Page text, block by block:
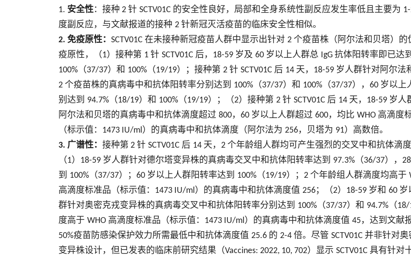
1. 安全性：接种 2 针 SCTV01C 的安全性良好，局部和全身系统性副反应发生率低且主要为
度副反应，与文献报道的接种 2 针新冠灭活疫苗的临床安全性相似。
2. 免疫原性： SCTV01C 在未接种新冠疫苗人群中显示出针对 2 个疫苗株（阿尔法和贝塔）的
疫原性，（1）接种第 1 针 SCTV01C 后， 18-59 岁及 60 岁以上人群总 IgG 抗体阳转率即已达到
100% （37/37）和 100% （19/19）；接种第 2 针 SCTV01C 后 14 天， 18-59 岁人群针对阿尔法
2 个疫苗株的真病毒中和抗体阳转率分别达到 100% （37/37）和 100% （37/37）， 60 岁以上
别达到 94.7% （18/19）和 100% （19/19）；（2）接种第 2 针 SCTV01C 后 14 天， 18-59 岁人
阿尔法和贝塔的真病毒中和抗体滴度超过 800， 60 岁以上人群超过 600，均比 WHO 高滴度
（标示值： 1473 IU/ml ）的真病毒中和抗体滴度（阿尔法为 256，贝塔为 91）高数倍。
3. 广谱性： 接种第 2 针 SCTV01C 后 14 天， 2 个年龄组人群均可产生强烈的交叉中和抗体滴度
（1） 18-59 岁人群针对德尔塔变异株的真病毒交叉中和抗体阳转率达到 97.3% （36/37）， 28
到 100% （37/37）； 60 岁以上人群阳转率达到 100% （19/19）； 2 个年龄组人群滴度均高于
高滴度标准品（标示值： 1473 IU/ml ）的真病毒中和抗体滴度值 256；（2） 18-59 岁和 60 岁
群针对奥密克戎变异株的真病毒交叉中和抗体阳转率分别达到 100% （37/37）和 94.7% （18/
度高于 WHO 高滴度标准品（标示值： 1473 IU/ml ）的真病毒中和抗体滴度值 45 ，达到文献
50%疫苗防感染保护效力所需最低中和抗体滴度值 25.6 的 2-4 倍。尽管 SCTV01C 并非针对奥
变异株设计，但已发表的临床前研究结果（Vaccines: 2022, 10, 702）显示 SCTV01C 具有针对